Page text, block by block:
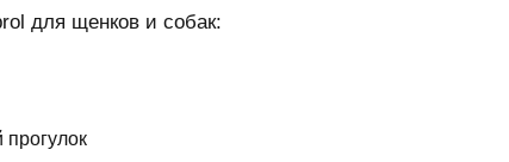
для щенков и собак:
прогулок